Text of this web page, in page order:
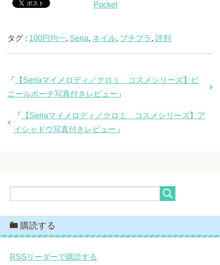
Pocket
タグ : 100円均一, Seria, ネイル, プチプラ, 評判
「
【Seriaマイメロディ／クロミ コスメシリーズ】ビ
ニールポーチ写真付きレビュー 」
「
【Seriaマイメロディ／クロミ コスメシリーズ】ア
イシャドウ写真付きレビュー 」
購読する
RSSリーダーで購読する